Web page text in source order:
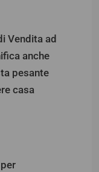
Vendita ad
anche
pesante
casa